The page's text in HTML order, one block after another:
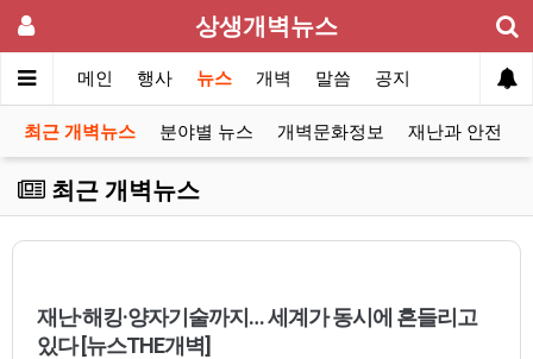
상생개벽뉴스
메인 행사 뉴스 개벽 말씀 공지
최근 개벽뉴스 분야별 뉴스 개벽문화정보 재난과 안전
최근 개벽뉴스
재난·해킹·양자기술까지… 세계가 동시에 흔들리고
있다 [뉴스THE개벽]